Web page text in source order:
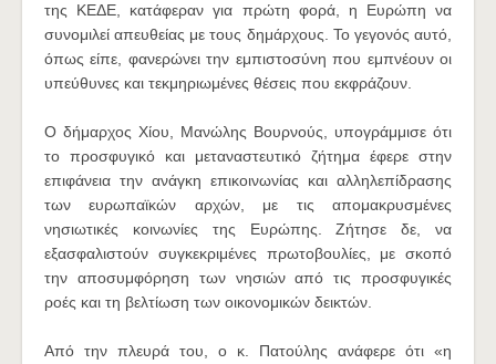
της ΚΕΔΕ, κατάφεραν για πρώτη φορά, η Ευρώπη να
συνομιλεί απευθείας με τους δημάρχους. Το γεγονός αυτό,
όπως είπε, φανερώνει την εμπιστοσύνη που εμπνέουν οι
υπεύθυνες και τεκμηριωμένες θέσεις που εκφράζουν.
Ο δήμαρχος Χίου, Μανώλης Βουρνούς, υπογράμμισε ότι
το προσφυγικό και μεταναστευτικό ζήτημα έφερε στην
επιφάνεια την ανάγκη επικοινωνίας και αλληλεπίδρασης
των ευρωπαϊκών αρχών, με τις απομακρυσμένες
νησιωτικές κοινωνίες της Ευρώπης. Ζήτησε δε, να
εξασφαλιστούν συγκεκριμένες πρωτοβουλίες, με σκοπό
την αποσυμφόρηση των νησιών από τις προσφυγικές
ροές και τη βελτίωση των οικονομικών δεικτών.
Από την πλευρά του, ο κ. Πατούλης ανάφερε ότι «η